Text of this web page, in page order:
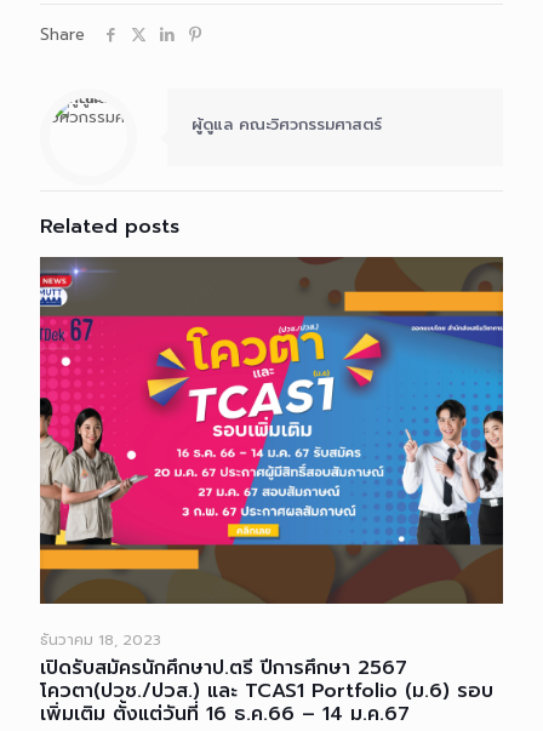
Share
ผู้ดูแล คณะวิศวกรรมศาสตร์
Related posts
ธันวาคม 18, 2023
เปิดรับสมัครนักศึกษาป.ตรี ปีการศึกษา 2567
โควตา(ปวช./ปวส.) และ TCAS1 Portfolio (ม.6) รอบ
เพิ่มเติม ตั้งแต่วันที่ 16 ธ.ค.66 – 14 ม.ค.67